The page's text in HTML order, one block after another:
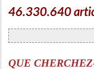
46.330.640
QUE